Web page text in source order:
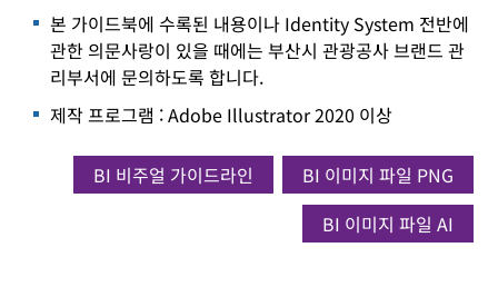
본 가이드북에 수록된 내용이나 Identity System 전반에
관한 의문사랑이 있을 때에는 부산시 관광공사 브랜드 관
리부서에 문의하도록 합니다.
제작 프로그램 : Adobe Illustrator 2020 이상
BI 비주얼 가이드라인
BI 이미지 파일 PNG
BI 이미지 파일 AI